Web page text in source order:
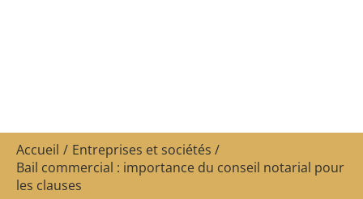
Accueil
Entreprises et sociétés
Bail commercial : importance du conseil notarial pour
les clauses